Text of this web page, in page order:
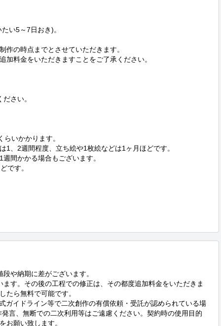
い5～7日おき)。
の時点までとさせていただきます。
料金をいただきますことをご了承ください。
さい。
いかかります。
1、2週間程度、立ち絵や1枚絵などは1ヶ月ほどです。
間かかる場合もございます。
です。
や納期に差がございます。
す。その後の工程での修正は、その都度追加料金をいただきま
たら無料で可能です。
ガイドライン等で二次創作の有償依頼・受託が認められている場
言、無断での二次利用等はご遠慮ください。契約時の使用目的
お願い致します。